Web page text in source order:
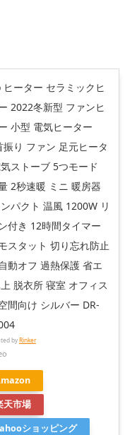
ヒーター セラミックヒ
2022冬新型 ファンヒ
小型 電気ヒーター
振り ファン 足元ヒータ
ストーブ 5つモード
2秒速暖 ミニ 暖房器
パクト 温風 1200W リ
付き 12時間タイマー
スタット 切り忘れ防止
動オフ 過熱保護 省エ
脱衣所 寝室 オフィス
間向け シルバー DR-
byRinker
天市場
ショッピング